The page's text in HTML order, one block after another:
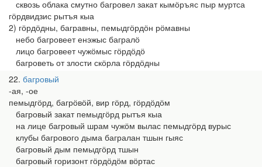
сквозь облака смутно багровел закат кымӧръяс пыр муртса
гӧрдвидзис рытъя кыа
2) гӧрдӧдны, багравны, пемыдгӧрдӧн рӧмавны
небо багровеет енэжыс багралӧ
лицо багровеет чужӧмыс гӧрдӧдӧ
багроветь от злости скӧрла гӧрдӧдны
22 багровый
-ая, -ое
пемыдгӧрд, багрӧвӧй, вир гӧрд, гӧрдӧдӧм
багровый закат пемыдгӧрд рытъя кыа
на лице багровый шрам чужӧм вылас пемыдгӧрд вурыс
клубы багрового дыма багралан тшын гыяс
багровый дым пемыдгӧрд тшын
багровый горизонт гӧрдӧдӧм вӧртас